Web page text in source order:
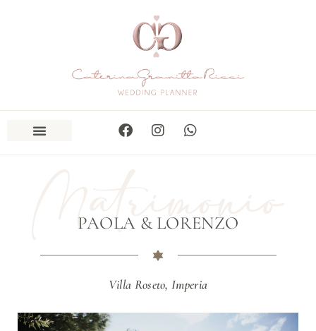
PAOLA & LORENZO
Villa Roseto, Imperia